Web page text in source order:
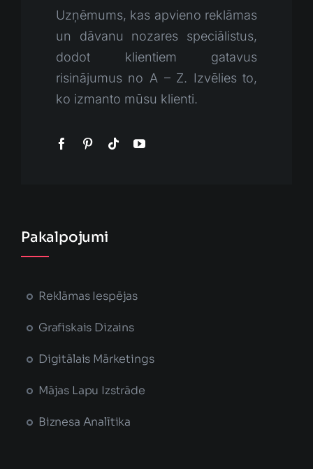
Uzņēmums, kas apvieno reklāmas
un dāvanu nozares speciālistus,
dodot klientiem gatavus
risinājumus no A – Z. Izvēlies to,
ko izmanto mūsu klienti.
Pakalpojumi
Reklāmas Iespējas
Grafiskais Dizains
Digitālais Mārketings
Mājas Lapu Izstrāde
Biznesa Analītika